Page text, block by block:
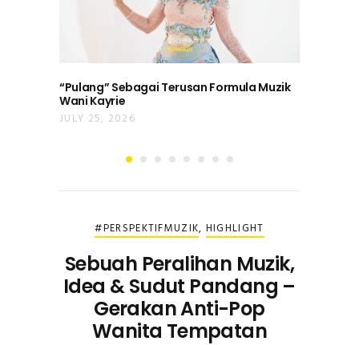
“Pulang” Sebagai Terusan Formula Muzik
Wani Kayrie
JULY 25, 2026
#PERSPEKTIFMUZIK, HIGHLIGHT
Sebuah Peralihan Muzik,
Idea & Sudut Pandang –
Gerakan Anti-Pop
Wanita Tempatan